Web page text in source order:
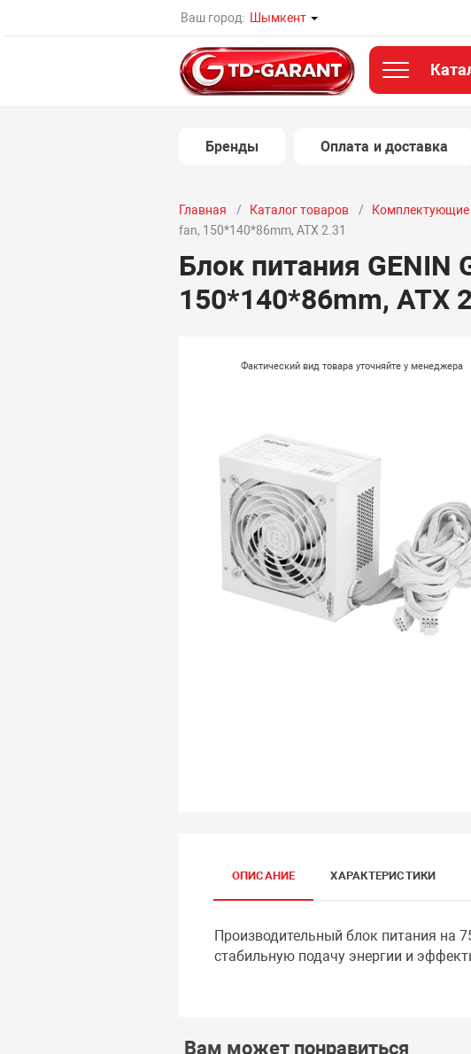
Ваш город: Шымкент
Бренды Оплата и доставка
Главная Каталог товаров Комплектующие
fan, 150*140*86mm, ATX 2.31
Блок питания GENIN
150*140*86mm, ATX
Фактический вид товара уточняйте у менеджера
ОПИСАНИЕ ХАРАКТЕРИСТИКИ
Производительный блок питания на
стабильную подачу энергии и
Вам может понравиться